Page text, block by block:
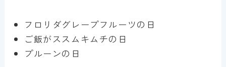
フロリダグレープフルーツの日
ご飯がススムキムチの日
プルーンの日